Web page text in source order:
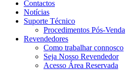
Contactos
Notícias
Suporte Técnico
Procedimentos Pós-Venda
Revendedores
Como trabalhar connosco
Seja Nosso Revendedor
Acesso Área Reservada